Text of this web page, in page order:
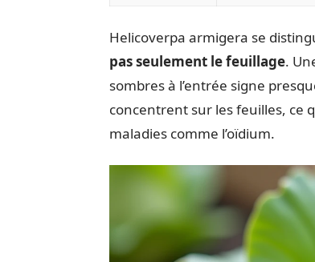
Helicoverpa armigera se
pas seulement le feuillage.
sombres à l’entrée signe
concentrent sur les feuilles, ce
maladies comme l’oïdium.